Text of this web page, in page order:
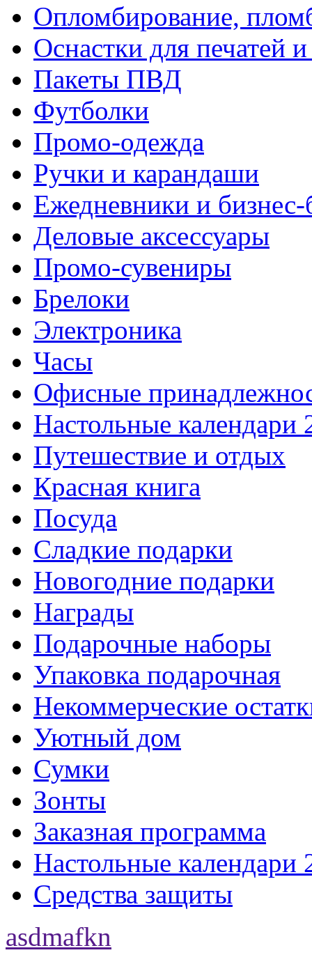
Опломбирование,
Оснастки для печатей
Пакеты ПВД
Футболки
Промо-одежда
Ручки и карандаши
Ежедневники и
Деловые аксессуары
Промо-сувениры
Брелоки
Электроника
Часы
Офисные
Настольные календари
Путешествие и отдых
Красная книга
Посуда
Сладкие подарки
Новогодние подарки
Награды
Подарочные наборы
Упаковка подарочная
Некоммерческие
Уютный дом
Сумки
Зонты
Заказная программа
Настольные календари
Средства защиты
asdmafkn